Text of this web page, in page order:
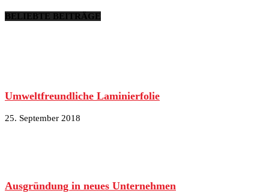
BELIEBTE BEITRÄGE
Umweltfreundliche Laminierfolie
25. September 2018
Ausgründung in neues Unternehmen